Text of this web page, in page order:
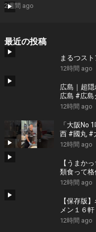
2週間 ago
最近の投稿
まるつス
12時間 ago
広島｜超
広島 #広島
ディナー
12時間 ago
「大阪No
西 #國丸 #
12時間 ago
【うまか
類食って格
12時間 ago
【保存版
メン１６
出店から札
12時間 ago